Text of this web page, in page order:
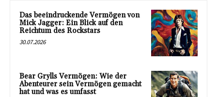
Das beeindruckende Vermögen von
Mick Jagger: Ein Blick auf den
Reichtum des Rockstars
30.07.2026
Bear Grylls Vermögen: Wie der
Abenteurer sein Vermögen gemacht
hat und was es umfasst